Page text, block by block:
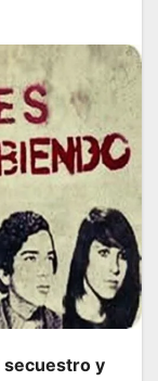
secuestro y